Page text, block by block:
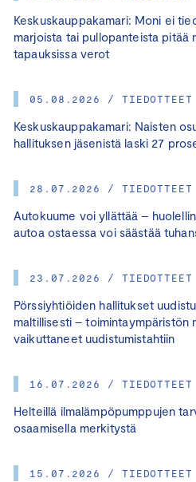
Keskuskauppakamari: Moni ei
marjoista tai pullopanteista pitää
tapauksissa verot
05.08.2026 / TIEDOTTEET
Keskuskauppakamari: Naisten
hallituksen jäsenistä laski 27
28.07.2026 / TIEDOTTEET
Autokuume voi yllättää –
autoa ostaessa voi säästää
23.07.2026 / TIEDOTTEET
Pörssiyhtiöiden hallitukset
maltillisesti – toimintaympäristön
vaikuttaneet uudistumistahtiin
16.07.2026 / TIEDOTTEET
Helteillä ilmalämpöpumppujen
osaamisella merkitystä
15.07.2026 / TIEDOTTEET